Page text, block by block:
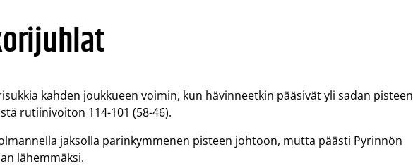
kahden joukkueen voimin, kun hävinneetkin pääsivät yli sadan
rutiinivoiton 114-101 (58-46).
jaksolla parinkymmenen pisteen johtoon, mutta päästi Pyrinnön
lähemmäksi.